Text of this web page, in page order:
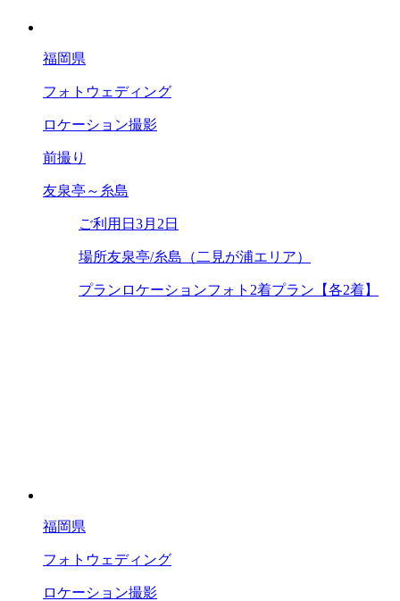
福岡県
フォトウェディング
ロケーション撮影
前撮り
友泉亭～糸島
ご利用日 3月2日
場所友泉亭/糸島（二見が浦エリア）
プラン ロケーションフォト2着プラン【各2着】
福岡県
フォトウェディング
ロケーション撮影